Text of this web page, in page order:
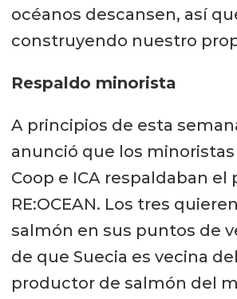
océanos descansen, así
construyendo nuestro
Respaldo minorista
A principios de esta
anunció que los minoristas
Coop e ICA respaldaban el
RE:OCEAN. Los tres
salmón en sus puntos de
de que Suecia es vecina
productor de salmón del